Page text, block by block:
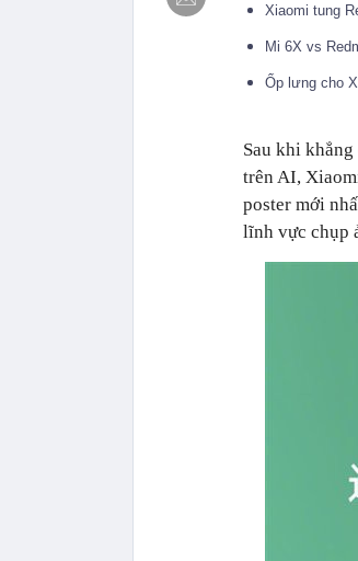
Xiaomi tung
Mi 6X vs
Ốp lưng cho
Sau khi
trên AI,
poster mới
lĩnh vực chụp